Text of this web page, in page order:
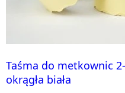
Taśma do metkownic
okrągła biała